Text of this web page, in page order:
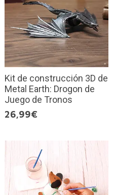
Kit de construcción 3D de
Metal Earth: Drogon de
Juego de Tronos
26,99€